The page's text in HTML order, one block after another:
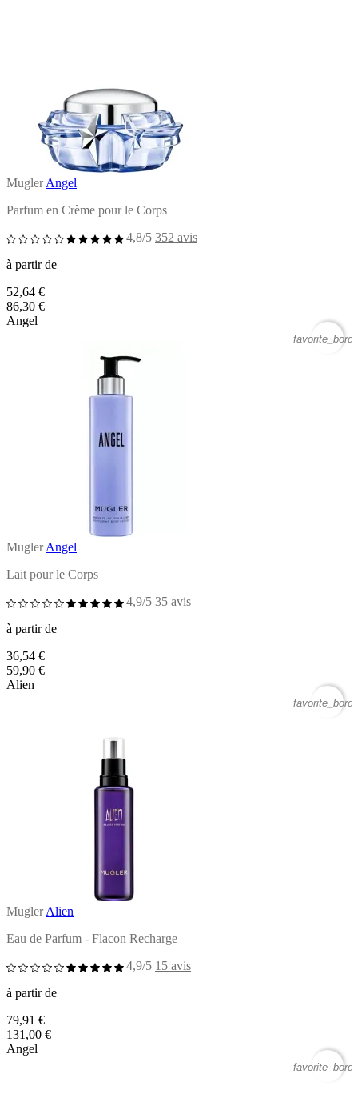
Mugler Angel
Parfum en Crème pour le Corps
4,8/5 352 avis
à partir de
52,64 €
86,30 €
Angel
Mugler Angel
Lait pour le Corps
4,9/5 35 avis
à partir de
36,54 €
59,90 €
Alien
Mugler Alien
Eau de Parfum - Flacon Recharge
4,9/5 15 avis
à partir de
79,91 €
131,00 €
Angel